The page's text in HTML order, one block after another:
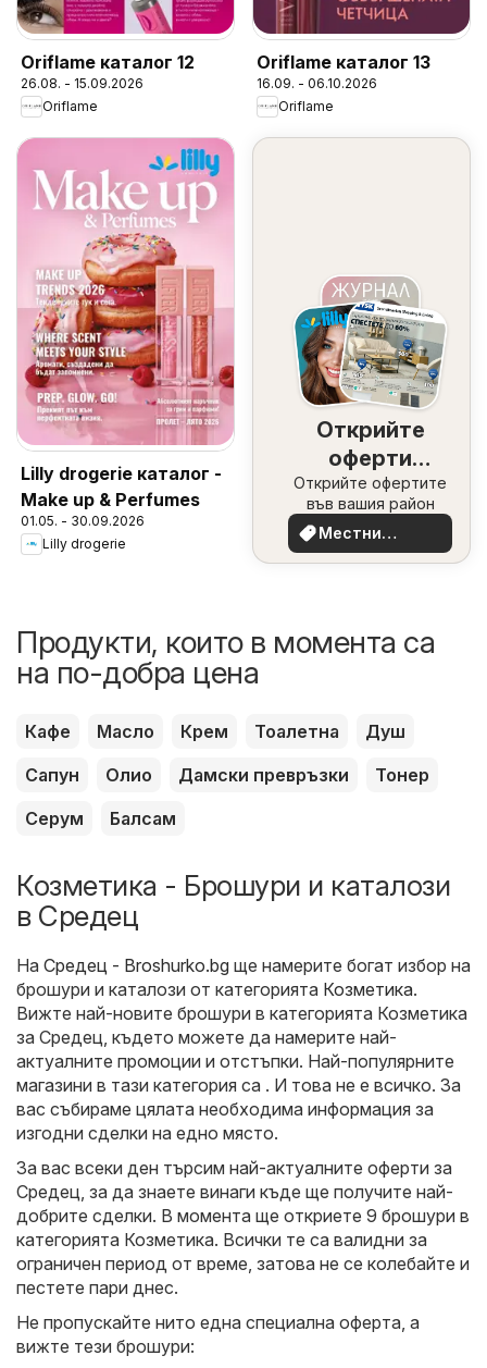
Oriflame каталог 12
26.08. - 15.09.2026
Oriflame
Oriflame каталог 13
16.09. - 06.10.2026
Oriflame
Lilly drogerie каталог -
Make up & Perfumes
01.05. - 30.09.2026
Lilly drogerie
Открийте
оферти
наблизо
Открийте офертите
във вашия район
Местни
оферти
Продукти, които в момента са
на по-добра цена
Кафе Масло Крем Тоалетна
Душ
Сапун
Олио Дамски превръзки
Тонер
Серум
Балсам
Козметика - Брошури и каталози
в Средец
На Средец - Broshurko.bg ще намерите богат избор на
брошури и каталози от категорията Козметика.
Вижте най-новите брошури в категорията Козметика
за Средец, където можете да намерите най-
актуалните промоции и отстъпки. Най-популярните
магазини в тази категория са . И това не е всичко. За
вас събираме цялата необходима информация за
изгодни сделки на едно място.
За вас всеки ден търсим най-актуалните оферти за
Средец, за да знаете винаги къде ще получите най-
добрите сделки. В момента ще откриете 9 брошури в
категорията Козметика. Всички те са валидни за
ограничен период от време, затова не се колебайте и
пестете пари днес.
Не пропускайте нито една специална оферта, а
вижте тези брошури: